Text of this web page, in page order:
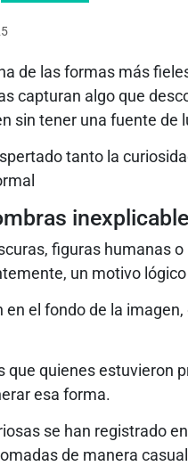
de las formas más
capturan algo que
sin tener una fuente de
tanto la
figuras humanas
un motivo
el fondo de la
que quienes estuvieron
esa forma.
se han registrado
de manera